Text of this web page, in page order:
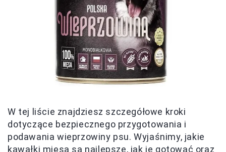
W tej liście znajdziesz szczegółowe kroki
dotyczące bezpiecznego przygotowania i
podawania wieprzowiny psu. Wyjaśnimy, jakie
kawałki mięsa są najlepsze, jak je gotować oraz